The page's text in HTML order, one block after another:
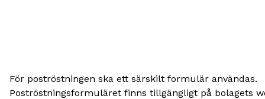
För poströstningen ska ett särskilt formulär användas.
Poströstningsformuläret finns tillgängligt på bolagets